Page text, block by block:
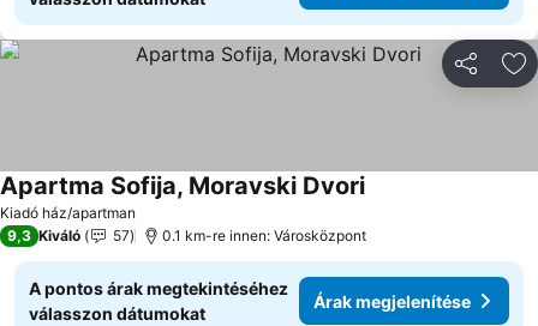
Kiadó ház/apartman
Apartma Sofija, Moravski DvoriÁrak megjelenítése
9,3 Kiváló 57 0.1 km-re innen: Városközpont
A pontos árak megtekintéséhez
válasszon dátumokat
Árak megjelenítése